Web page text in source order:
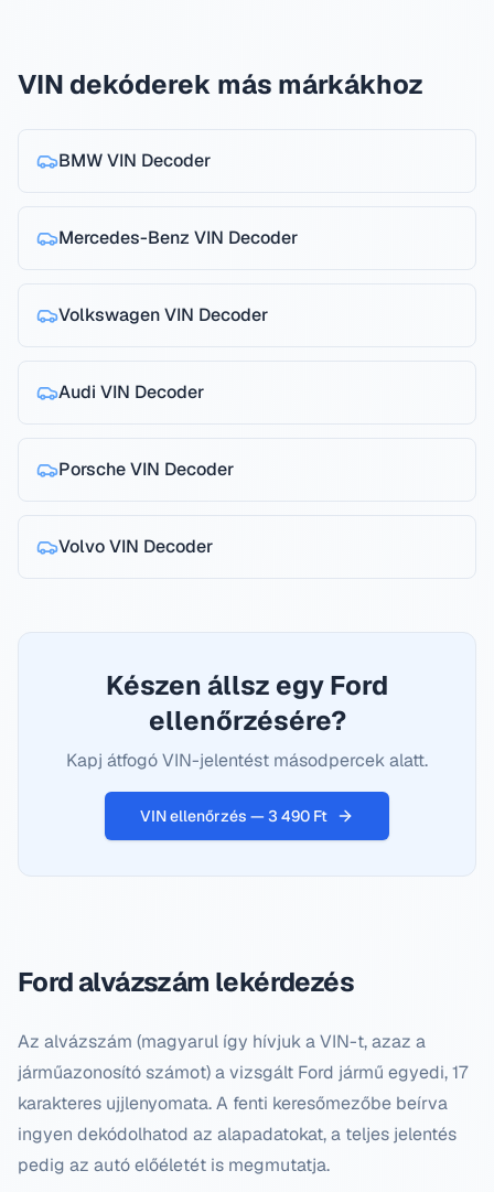
VIN dekóderek más márkákhoz
BMWVIN Decoder
Mercedes-Benz VIN Decoder
VolkswagenVIN Decoder
Audi VIN Decoder
PorscheVIN Decoder
VolvoVIN Decoder
Készen állsz egy Ford
ellenőrzésére?
Kapj átfogó VIN-jelentést másodpercek alatt.
VIN ellenőrzés — 3 490 Ft
Fordalvázszám lekérdezés
Az alvázszám (magyarul így hívjuk a VIN-t, azaz a
járműazonosító számot) a vizsgált Ford jármű egyedi, 17
karakteres ujjlenyomata. A fenti keresőmezőbe beírva
ingyen dekódolhatod az alapadatokat, a teljes jelentés
pedig az autó előéletét is megmutatja.